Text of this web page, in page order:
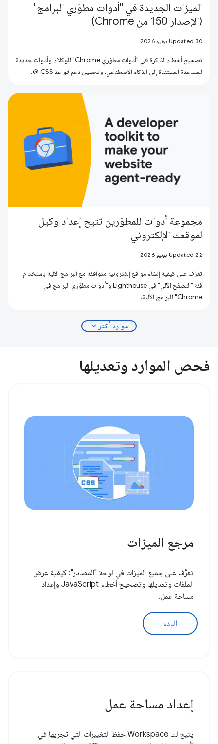
الميزات الجديدة في "أدوات مطوّري البرامج"
(الإصدار 150 من Chrome)
Updated 30 يونيو 2026
تصحيح أخطاء الذاكرة في "أدوات مطوّري Chrome" للوكلاء، وأدوات جديدة
للمساعدة المستندة إلى الذكاء الاصطناعي، وتحسين دعم قواعد CSS @.
مجموعة أدوات للمطوّرين تتيح إعداد وكيل
لموقعك الإلكتروني
Updated 22 يونيو 2026
تعرَّف على كيفية إنشاء مواقع إلكترونية متوافقة مع البرامج الآلية باستخدام
فئة "التصفّح الآلي" في Lighthouse و"أدوات مطوّري البرامج في
Chrome" للبرامج الآلية.
موارد أكثر expand_more
فحص الموارد وتعديلها
مرجع الميزات
تعرَّف على جميع الميزات في لوحة "المصادر": كيفية عرض
الملفات وتعديلها وتصحيح أخطاء JavaScript وإعداد
مساحة عمل.
البدء
إعداد مساحة عمل
يتيح لك Workspace حفظ التغييرات التي تجريها في